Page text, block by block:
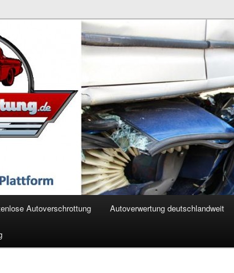
Autoverschrottung Autoverwertung deutschlandweit